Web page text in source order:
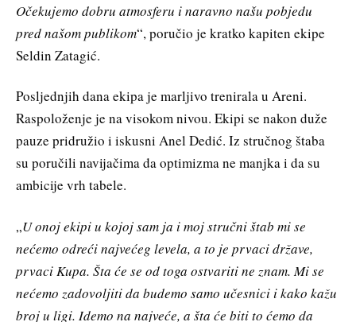
Očekujemo dobru atmosferu i naravno našu pobjedu
pred našom publikom“, poručio je kratko kapiten ekipe
Seldin Zatagić.
Posljednjih dana ekipa je marljivo trenirala u Areni.
Raspoloženje je na visokom nivou. Ekipi se nakon duže
pauze pridružio i iskusni Anel Dedić. Iz stručnog štaba
su poručili navijačima da optimizma ne manjka i da su
ambicije vrh tabele.
„U onoj ekipi u kojoj sam ja i moj stručni štab mi se
nećemo odreći najvećeg levela, a to je prvaci države,
prvaci Kupa. Šta će se od toga ostvariti ne znam. Mi se
nećemo zadovoljiti da budemo samo učesnici i kako kažu
broj u ligi. Idemo na najveće, a šta će biti to ćemo da